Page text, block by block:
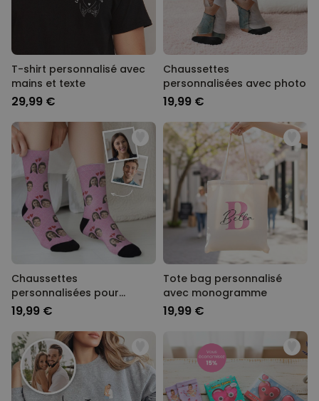
T-shirt personnalisé avec
mains et texte
29,99 €
Chaussettes
personnalisées avec photo
19,99 €
Chaussettes
personnalisées pour
couple
19,99 €
Tote bag personnalisé
avec monogramme
19,99 €